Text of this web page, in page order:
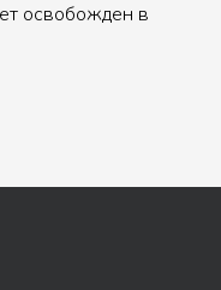
освобожден в